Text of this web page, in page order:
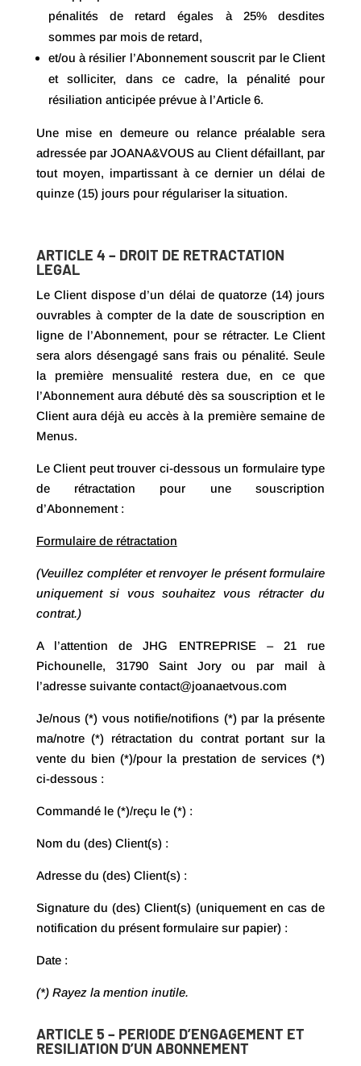
pénalités de retard égales à 25% desdites
sommes par mois de retard,
et/ou à résilier l’Abonnement souscrit par le Client
et solliciter, dans ce cadre, la pénalité pour
résiliation anticipée prévue à l’Article 6.
Une mise en demeure ou relance préalable sera
adressée par JOANA&VOUS au Client défaillant, par
tout moyen, impartissant à ce dernier un délai de
quinze (15) jours pour régulariser la situation.
ARTICLE 4 – DROIT DE RETRACTATION
LEGAL
Le Client dispose d’un délai de quatorze (14) jours
ouvrables à compter de la date de souscription en
ligne de l’Abonnement, pour se rétracter. Le Client
sera alors désengagé sans frais ou pénalité. Seule
la première mensualité restera due, en ce que
l’Abonnement aura débuté dès sa souscription et le
Client aura déjà eu accès à la première semaine de
Menus.
Le Client peut trouver ci-dessous un formulaire type
de rétractation pour une souscription
d’Abonnement :
Formulaire de rétractation
(Veuillez compléter et renvoyer le présent formulaire
uniquement si vous souhaitez vous rétracter du
contrat.)
A l’attention de JHG ENTREPRISE – 21 rue
Pichounelle, 31790 Saint Jory ou par mail à
l’adresse suivante contact@joanaetvous.com
Je/nous (*) vous notifie/notifions (*) par la présente
ma/notre (*) rétractation du contrat portant sur la
vente du bien (*)/pour la prestation de services (*)
ci-dessous :
Commandé le (*)/reçu le (*) :
Nom du (des) Client(s) :
Adresse du (des) Client(s) :
Signature du (des) Client(s) (uniquement en cas de
notification du présent formulaire sur papier) :
Date :
(*) Rayez la mention inutile.
ARTICLE 5 – PERIODE D’ENGAGEMENT ET
RESILIATION D’UN ABONNEMENT